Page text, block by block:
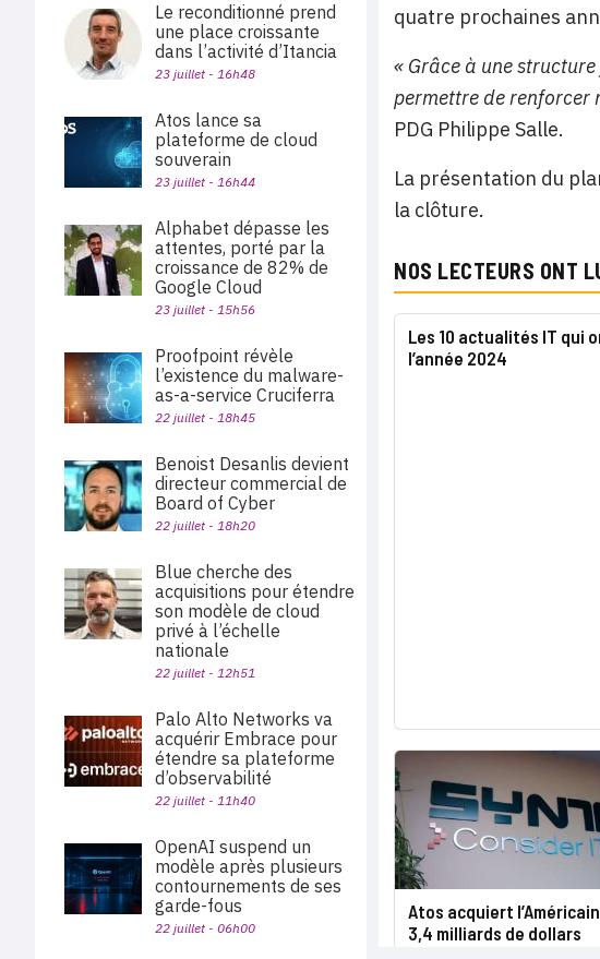
quatre prochaines
« Grâce à une
permettre de renforcer
PDG Philippe Salle.
La présentation du
la clôture.
NOS LECTEURS ONT
Les 10 actualités IT qui
l’année 2024
Atos acquiert
3,4 milliards de dollars
Le reconditionné prend
une place croissante
dans l’activité d’Itancia
23 juillet - 16h48
Atos lance sa
plateforme de cloud
souverain
23 juillet - 16h44
Alphabet dépasse les
attentes, porté par la
croissance de 82% de
Google Cloud
23 juillet - 15h56
Proofpoint révèle
l’existence du malware-
as-a-service Cruciferra
22 juillet - 18h45
Benoist Desanlis devient
directeur commercial de
Board of Cyber
22 juillet - 18h20
Blue cherche des
acquisitions pour étendre
son modèle de cloud
privé à l’échelle
nationale
22 juillet - 12h51
Palo Alto Networks va
acquérir Embrace pour
étendre sa plateforme
d’observabilité
22 juillet - 11h40
OpenAI suspend un
modèle après plusieurs
contournements de ses
garde-fous
22 juillet - 06h00